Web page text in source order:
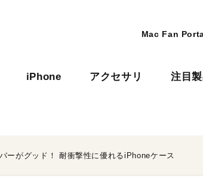
Mac Fan
iPhone アクセサリ 注目
ーがグッド！ 耐衝撃性に優れるiPhoneケース